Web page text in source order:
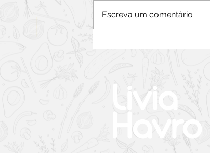
blueberries em Nova Scotia
Escreva um comentário